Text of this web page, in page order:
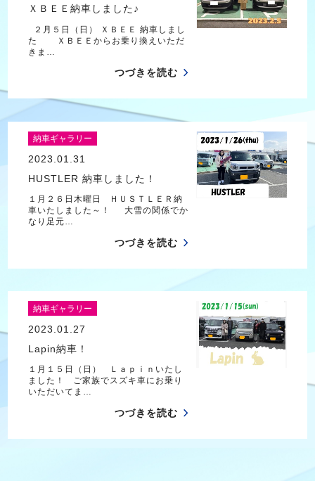
ＸＢＥＥ納車しました♪
２月５日（日） ＸＢＥＥ 納車しまし
た ＸＢＥＥからお乗り換えいただ
きま…
つづきを読む
納車ギャラリー
2023.01.31
HUSTLER 納車しました！
１月２６日木曜日 ＨＵＳＴＬＥＲ納
車いたしました～！ 大雪の関係でか
なり足元…
つづきを読む
納車ギャラリー
2023.01.27
Lapin納車！
１月１５日（日） Ｌａｐｉｎいたし
ました！ ご家族でスズキ車にお乗り
いただいてま…
つづきを読む